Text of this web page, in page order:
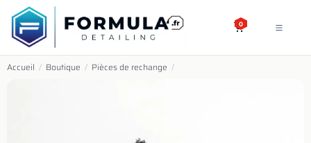
SE RENDRE AU CONTENU
0
Accueil / Boutique / Pièces de rechange /